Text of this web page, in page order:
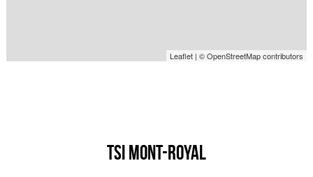
Leaflet | © OpenStreetMap contributors
TSI MONT-ROYAL